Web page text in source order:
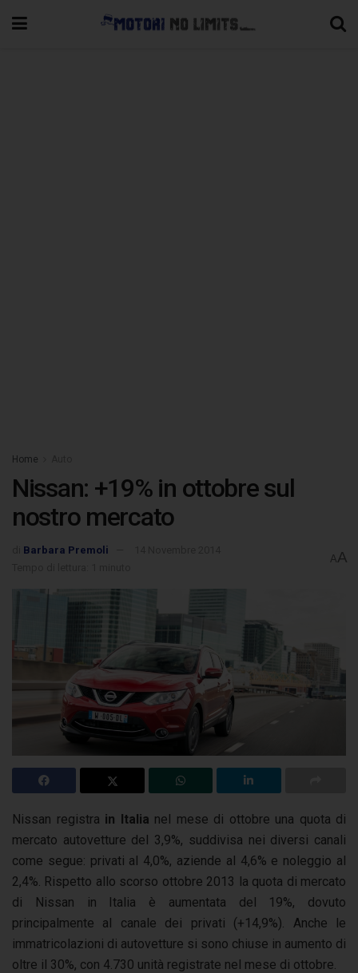
Home
Nissan: +19% in ottobre sul
nostro mercato
Barbara Premoli
AA
Nissan registra in Italia nel mese di ottobre una quota di
mercato autovetture del 3,9%, suddivisa nei diversi canali
come segue: privati al 4,0%, aziende al 4,6% e noleggio al
2,4%. Rispetto allo scorso ottobre 2013 la quota di mercato
di Nissan in Italia è aumentata del 19%, dovuto
principalmente al canale dei privati (+14,9%). Anche le
immatricolazioni di autovetture si sono chiuse in aumento di
oltre il 30%, con 4.730 unità registrate nel mese di ottobre.